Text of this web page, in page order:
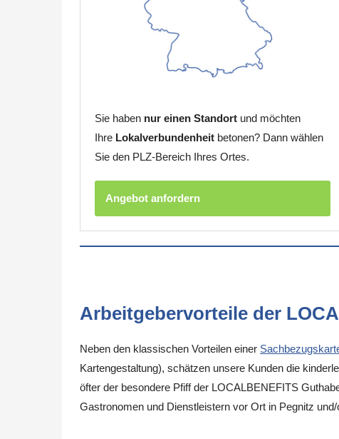
Sie haben nur einen Standort und möchten
Ihre Lokalverbundenheit betonen? Dann wählen
Sie den PLZ-Bereich Ihres Ortes.
Angebot anfordern
Arbeitgebervorteile der
Neben den klassischen Vorteilen einer
Kartengestaltung), schätzen unsere Kunden die
öfter der besondere Pfiff der LOCALBENEFITS
Gastronomen und Dienstleistern vor Ort in Pegnitz